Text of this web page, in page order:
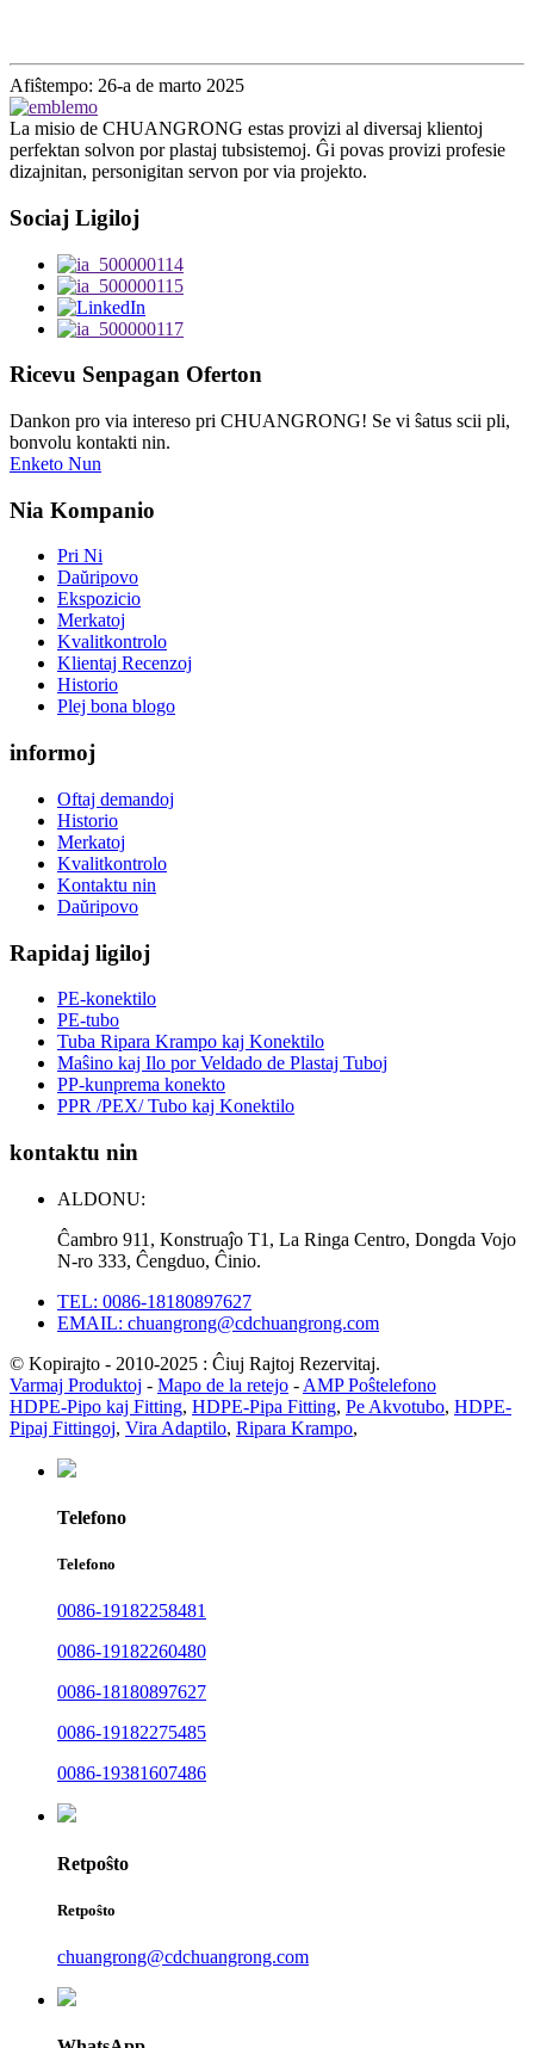
Afiŝtempo: 26-a de marto 2025
La misio de CHUANGRONG estas provizi al diversaj klientoj
perfektan solvon por plastaj tubsistemoj. Ĝi povas provizi profesie
dizajnitan, personigitan servon por via projekto.
Sociaj Ligiloj
Ricevu Senpagan Oferton
Dankon pro via intereso pri CHUANGRONG! Se vi ŝatus scii pli,
bonvolu kontakti nin.
Enketo Nun
Nia Kompanio
Pri Ni
Daŭripovo
Ekspozicio
Merkatoj
Kvalitkontrolo
Klientaj Recenzoj
Historio
Plej bona blogo
informoj
Oftaj demandoj
Historio
Merkatoj
Kvalitkontrolo
Kontaktu nin
Daŭripovo
Rapidaj ligiloj
PE-konektilo
PE-tubo
Tuba Ripara Krampo kaj Konektilo
Maŝino kaj Ilo por Veldado de Plastaj Tuboj
PP-kunprema konekto
PPR /PEX/ Tubo kaj Konektilo
kontaktu nin
ALDONU:
Ĉambro 911, Konstruaĵo T1, La Ringa Centro, Dongda Vojo
N-ro 333, Ĉengduo, Ĉinio.
TEL: 0086-18180897627
EMAIL: chuangrong@cdchuangrong.com
© Kopirajto - 2010-2025 : Ĉiuj Rajtoj Rezervitaj.
Varmaj Produktoj - Mapo de la retejo - AMP Poŝtelefono
HDPE-Pipo kaj Fitting, HDPE-Pipa Fitting, Pe Akvotubo, HDPE-
Pipaj Fittingoj, Vira Adaptilo, Ripara Krampo,
Telefono
Telefono
0086-19182258481
0086-19182260480
0086-18180897627
0086-19182275485
0086-19381607486
Retpoŝto
Retpoŝto
chuangrong@cdchuangrong.com